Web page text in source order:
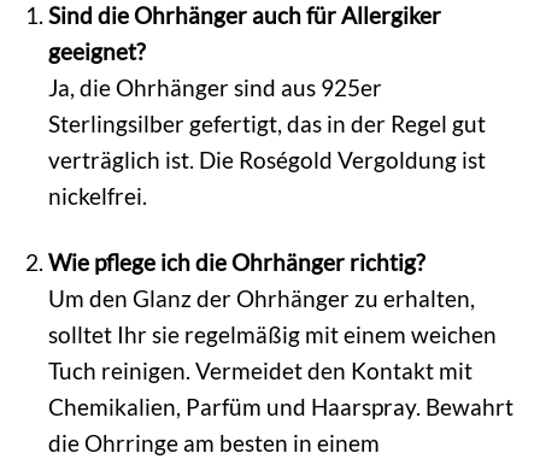
Sind die Ohrhänger auch für Allergiker
geeignet?
Ja, die Ohrhänger sind aus 925er
Sterlingsilber gefertigt, das in der Regel gut
verträglich ist. Die Roségold Vergoldung ist
nickelfrei.
Wie pflege ich die Ohrhänger richtig?
Um den Glanz der Ohrhänger zu erhalten,
solltet Ihr sie regelmäßig mit einem weichen
Tuch reinigen. Vermeidet den Kontakt mit
Chemikalien, Parfüm und Haarspray. Bewahrt
die Ohrringe am besten in einem